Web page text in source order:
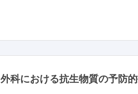
外科における抗生物質の予防